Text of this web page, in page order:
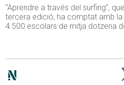
“Aprendre a través del surfing”,
tercera edició, ha comptat amb
4.500 escolars de mitja dotzena